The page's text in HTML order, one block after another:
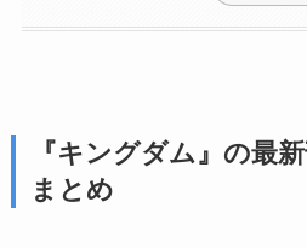
『キングダム』の最
まとめ